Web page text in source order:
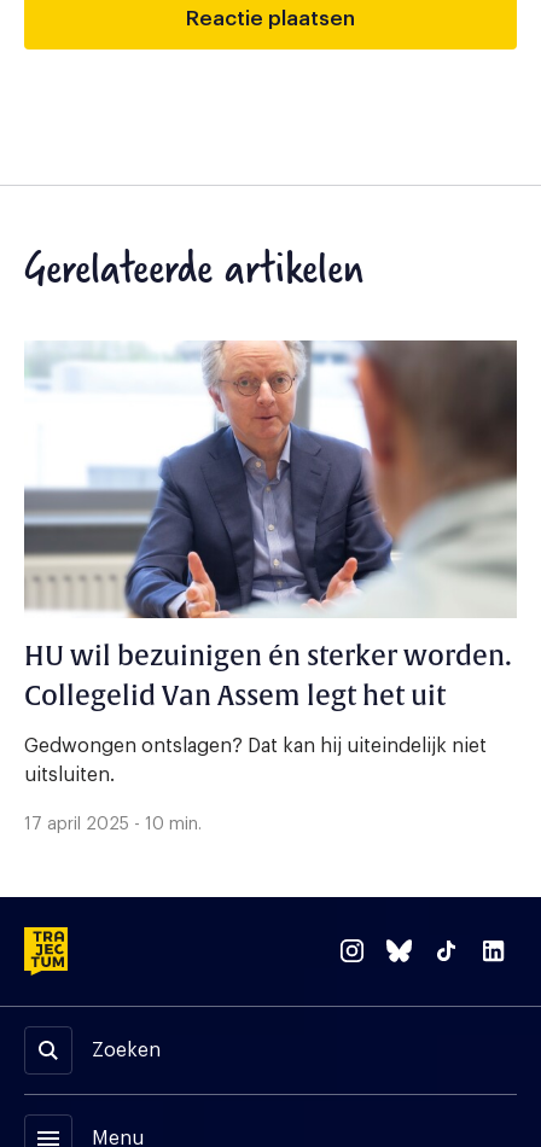
Gerelateerde artikelen
HU wil bezuinigen én sterker worden.
Collegelid Van Assem legt het uit
Gedwongen ontslagen? Dat kan hij uiteindelijk niet
uitsluiten.
17 april 2025 - 10 min.
Zoeken
menu Menu